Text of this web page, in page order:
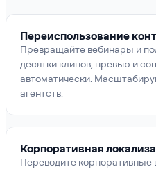
Переиспользование
Превращайте вебинары и
десятки клипов, превью и
автоматически.
агентств.
Корпоративная
Переводите корпоративные